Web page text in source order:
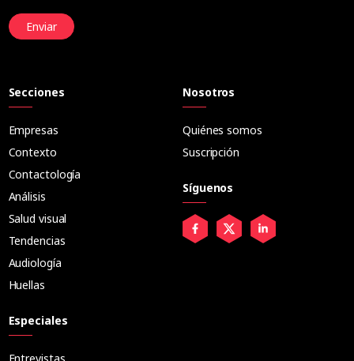
Enviar
Secciones
Empresas
Contexto
Contactología
Análisis
Salud visual
Tendencias
Audiología
Huellas
Especiales
Nosotros
Quiénes somos
Suscripción
Síguenos